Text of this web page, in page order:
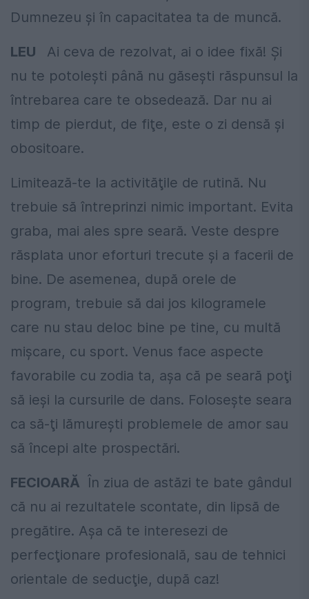
Dumnezeu şi în capacitatea ta de muncă.
LEU
Ai ceva de rezolvat, ai o idee fixă! Şi
nu te potoleşti până nu găseşti răspunsul la
întrebarea care te obsedează. Dar nu ai
timp de pierdut, de fiţe, este o zi densă şi
obositoare.
Limitează-te la activităţile de rutină. Nu
trebuie să întreprinzi nimic important. Evita
graba, mai ales spre seară. Veste despre
răsplata unor eforturi trecute şi a facerii de
bine. De asemenea, după orele de
program, trebuie să dai jos kilogramele
care nu stau deloc bine pe tine, cu multă
mişcare, cu sport. Venus face aspecte
favorabile cu zodia ta, aşa că pe seară poţi
să ieşi la cursurile de dans. Foloseşte seara
ca să-ţi lămureşti problemele de amor sau
să începi alte prospectări.
FECIOARĂ În ziua de astăzi te bate gândul
că nu ai rezultatele scontate, din lipsă de
pregătire. Aşa că te interesezi de
perfecţionare profesională, sau de tehnici
orientale de seducţie, după caz!